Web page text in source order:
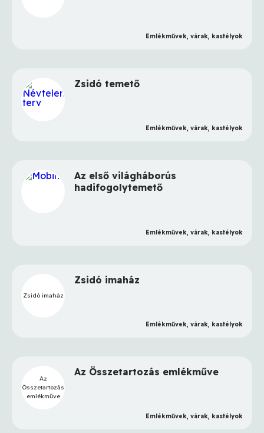
Emlékművek, várak, kastélyok
Zsidó temető
Emlékművek, várak, kastélyok
Az első világháborús
hadifogolytemető
Emlékművek, várak, kastélyok
Zsidó imaház
Zsidó imaház
Emlékművek, várak, kastélyok
Az
Összetartozás
emlékműve
Az Összetartozás emlékműve
Emlékművek, várak, kastélyok